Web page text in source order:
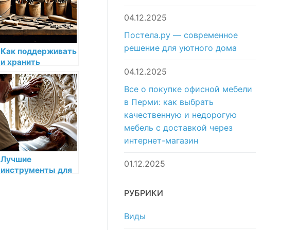
Как поддерживать
и хранить
инструменты в
рабочем
состоянии
Лучшие
инструменты для
04.12.2025
Постела.ру — современное
решение для уютного дома
04.12.2025
Все о покупке офисной мебели
в Перми: как выбрать
качественную и недорогую
мебель с доставкой через
интернет-магазин
01.12.2025
РУБРИКИ
Виды